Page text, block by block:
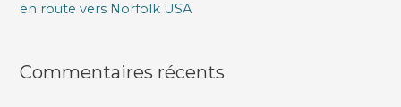
en route vers Norfolk USA
Commentaires récents